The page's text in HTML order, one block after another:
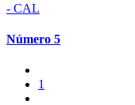
- CAL
Número 5
1